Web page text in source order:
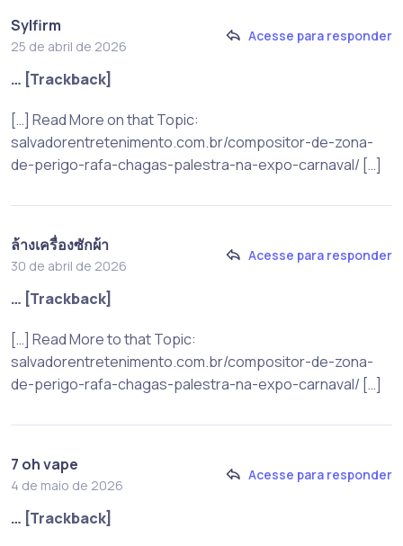
Sylfirm
25 de abril de 2026
Acesse para responder
… [Trackback]
[…] Read More on that Topic:
salvadorentretenimento.com.br/compositor-de-zona-
de-perigo-rafa-chagas-palestra-na-expo-carnaval/ […]
ล้างเครื่องซักผ้า
30 de abril de 2026
Acesse para responder
… [Trackback]
[…] Read More to that Topic:
salvadorentretenimento.com.br/compositor-de-zona-
de-perigo-rafa-chagas-palestra-na-expo-carnaval/ […]
7 oh vape
4 de maio de 2026
Acesse para responder
… [Trackback]